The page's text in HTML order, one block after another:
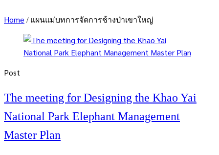
Home / แผนแม่บทการจัดการช้างป่าเขาใหญ่
Post
The meeting for Designing the Khao Yai
National Park Elephant Management
Master Plan